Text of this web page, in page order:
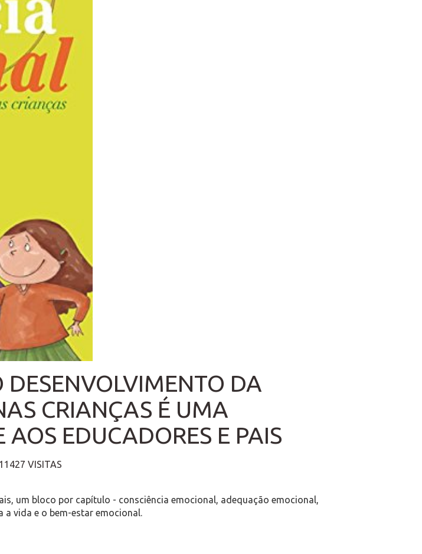
DA
CRIANÇAS É UMA
AOS EDUCADORES E PAIS
11427 VISITAS
um bloco por capítulo - consciência emocional, adequação emocional,
vida e o bem-estar emocional.